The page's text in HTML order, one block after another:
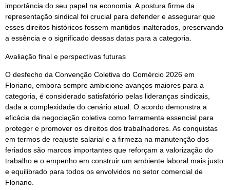
importância do seu papel na economia. A postura firme da
representação sindical foi crucial para defender e assegurar que
esses direitos históricos fossem mantidos inalterados, preservando
a essência e o significado dessas datas para a categoria.
Avaliação final e perspectivas futuras
O desfecho da Convenção Coletiva do Comércio 2026 em
Floriano, embora sempre ambicione avanços maiores para a
categoria, é considerado satisfatório pelas lideranças sindicais,
dada a complexidade do cenário atual. O acordo demonstra a
eficácia da negociação coletiva como ferramenta essencial para
proteger e promover os direitos dos trabalhadores. As conquistas
em termos de reajuste salarial e a firmeza na manutenção dos
feriados são marcos importantes que reforçam a valorização do
trabalho e o empenho em construir um ambiente laboral mais justo
e equilibrado para todos os envolvidos no setor comercial de
Floriano.